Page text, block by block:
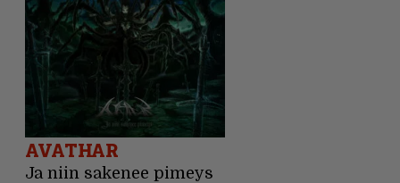
AVATHAR
Ja niin sakenee pimeys